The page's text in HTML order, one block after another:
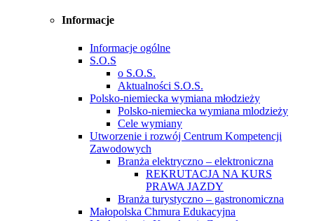
Informacje
Informacje ogólne
S.O.S
o S.O.S.
Aktualności S.O.S.
Polsko-niemiecka wymiana młodzieży
Polsko-niemiecka wymiana mlodzieży
Cele wymiany
Utworzenie i rozwój Centrum Kompetencji
Zawodowych
Branża elektryczno – elektroniczna
REKRUTACJA NA KURS
PRAWA JAZDY
Branża turystyczno – gastronomiczna
Małopolska Chmura Edukacyjna